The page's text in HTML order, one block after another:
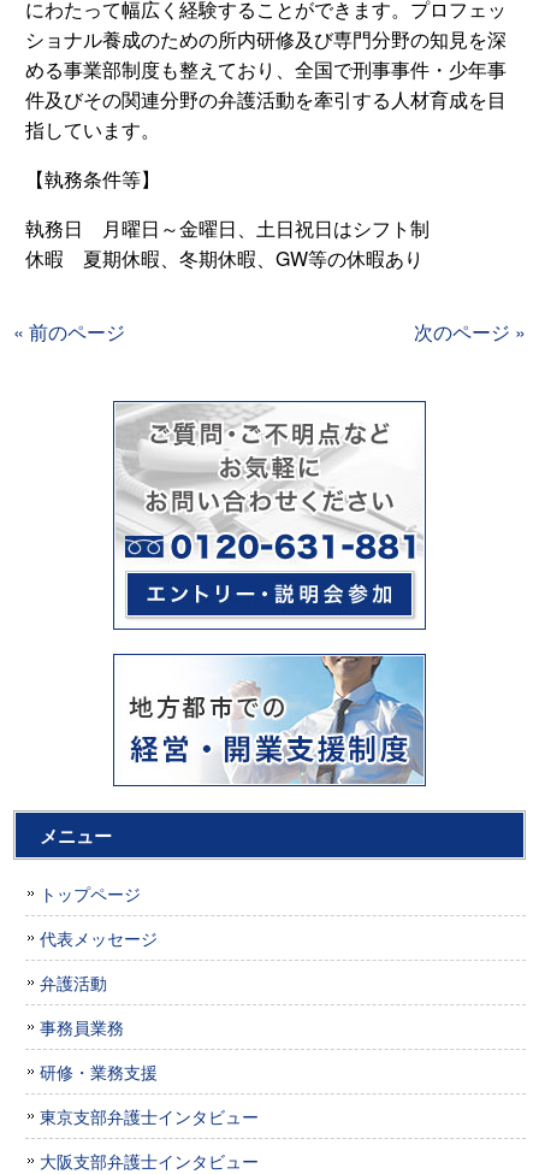
にわたって幅広く経験することができます。プロフェッ
ショナル養成のための所内研修及び専門分野の知見を深
める事業部制度も整えており、全国で刑事事件・少年事
件及びその関連分野の弁護活動を牽引する人材育成を目
指しています。
【執務条件等】
執務日 月曜日～金曜日、土日祝日はシフト制
休暇 夏期休暇、冬期休暇、GW等の休暇あり
« 前のページ 次のページ »
メニュー
トップページ
代表メッセージ
弁護活動
事務員業務
研修・業務支援
東京支部弁護士インタビュー
大阪支部弁護士インタビュー